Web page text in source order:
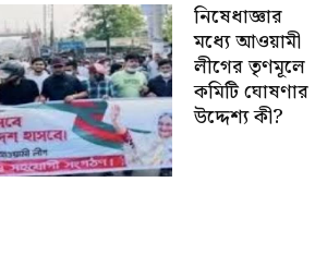
নিষেধাজ্ঞার
মধ্যে আওয়ামী
লীগের তৃণমূলে
কমিটি ঘোষণার
উদ্দেশ্য কী?